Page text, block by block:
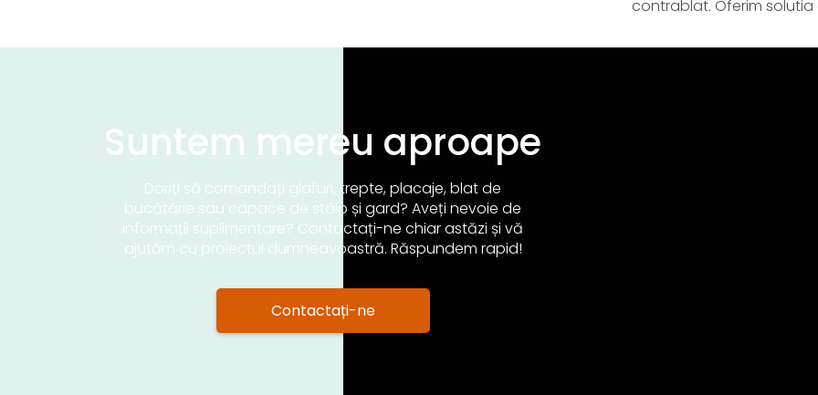
contrablat. Oferim
Suntem mereu aproape
Doriți să comandați glafuri, trepte, placaje, blat de
bucătărie sau capace de stâlp și gard? Aveți nevoie de
informații suplimentare? Contactați-ne chiar astăzi și vă
ajutăm cu proiectul dumneavoastră. Răspundem rapid!
Contactați-ne